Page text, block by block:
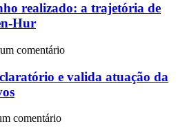
realizado: a trajetória de
Hur
comentário
e valida atuação da
comentário